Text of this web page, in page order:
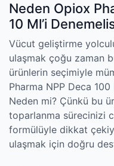
Neden Opiox
10 Ml’i
Vücut geliştirme
ulaşmak çoğu zaman
ürünlerin seçimiyle
Pharma NPP Deca
Neden mi? Çünkü bu
toparlanma sürecinizi
formülüyle dikkat
ulaşmak için doğru